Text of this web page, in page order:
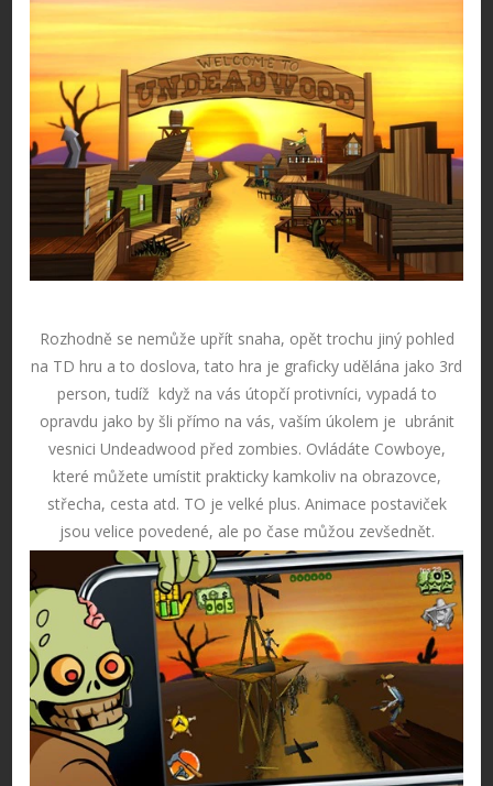
Rozhodně se nemůže upřít snaha, opět trochu jiný pohled
na TD hru a to doslova, tato hra je graficky udělána jako 3rd
person, tudíž když na vás útopčí protivníci, vypadá to
opravdu jako by šli přímo na vás, vaším úkolem je ubránit
vesnici Undeadwood před zombies. Ovládáte Cowboye,
které můžete umístit prakticky kamkoliv na obrazovce,
střecha, cesta atd. TO je velké plus. Animace postaviček
jsou velice povedené, ale po čase můžou zevšednět.